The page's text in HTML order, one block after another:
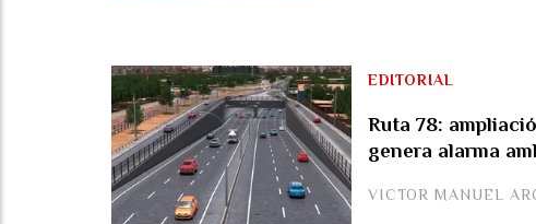
Ruta 78:
genera alarma
VICTOR MANUEL
EDITORIAL